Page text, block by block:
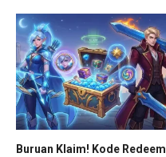
Buruan Klaim! Kode Redeem